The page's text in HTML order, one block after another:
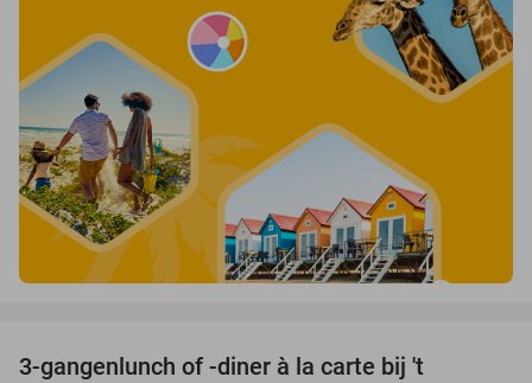
3-gangenlunch of -diner à la carte bij 't